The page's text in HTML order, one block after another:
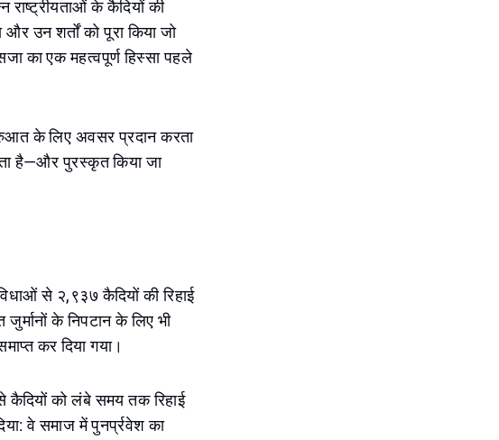
के कैदियों की
और उन शर्तों को पूरा किया जो
का एक महत्वपूर्ण हिस्सा पहले
के लिए अवसर प्रदान करता
है—और पुरस्कृत किया जा
से २,९३७ कैदियों की रिहाई
के निपटान के लिए भी
कर दिया गया।
कैदियों को लंबे समय तक रिहाई
वे समाज में पुनर्प्रवेश का